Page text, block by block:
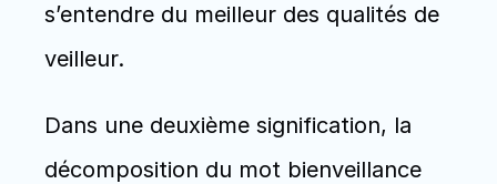
s’entendre du meilleur des qualités de
veilleur.
Dans une deuxième signification, la
décomposition du mot bienveillance